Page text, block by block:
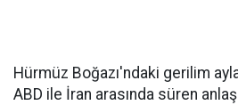
Hürmüz Boğazı'ndaki gerilim
ABD ile İran arasında süren